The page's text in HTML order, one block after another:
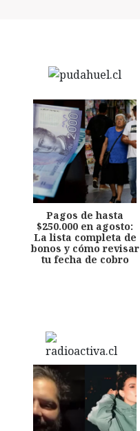
Pagos de hasta
$250.000 en agosto:
La lista completa de
bonos y cómo revisar
tu fecha de cobro